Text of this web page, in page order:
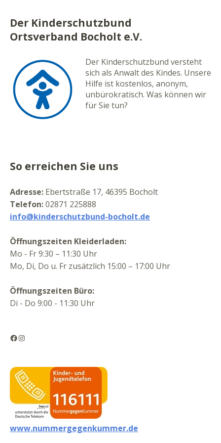
Der Kinderschutzbund
Ortsverband Bocholt e.V.
Der Kinderschutzbund versteht
sich als Anwalt des Kindes. Unsere
Hilfe ist kostenlos, anonym,
unbürokratisch. Was können wir
für Sie tun?
So erreichen Sie uns
Adresse: Ebertstraße 17, 46395 Bocholt
Telefon:02871 225888
info@kinderschutzbund-bocholt.de
Öffnungszeiten Kleiderladen:
Mo - Fr 9:30 – 11:30 Uhr
Mo, Di, Do u. Fr zusätzlich 15:00 – 17:00 Uhr
Öffnungszeiten Büro:
Di - Do 9:00 - 11:30 Uhr
Facebook
Instagram
www.nummergegenkummer.de